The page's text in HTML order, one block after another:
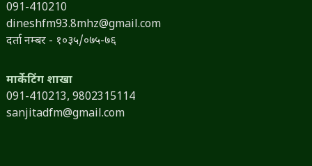
091-410210
dineshfm93.8mhz@gmail.com
दर्ता नम्बर - १०३५/०७५-७६
मार्केटिंग शाखा
091-410213, 9802315114
sanjitadfm@gmail.com